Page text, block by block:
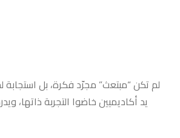
لم تكن “مبتعث” مجرّد فكرة، بل
يد أكاديميين خاضوا التجربة